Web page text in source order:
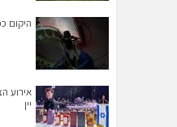
היקום
אירוע
יין